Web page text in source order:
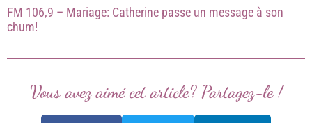
FM 106,9 – Mariage: Catherine passe un message à son
chum!
Vous avez aimé cet article? Partagez-le !